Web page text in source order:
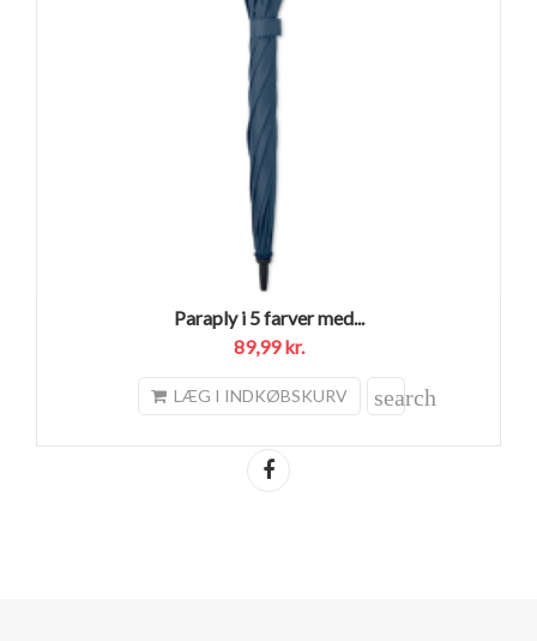
Paraply i 5 farver med...
89,99 kr.
LÆG I INDKØBSKURV search